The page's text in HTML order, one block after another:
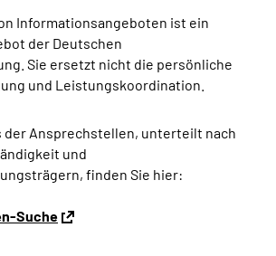
Informationsangeboten ist ein
der Deutschen
Sie ersetzt nicht die persönliche
und Leistungskoordination.
der Ansprechstellen, unterteilt nach
und
finden Sie hier:
Suche